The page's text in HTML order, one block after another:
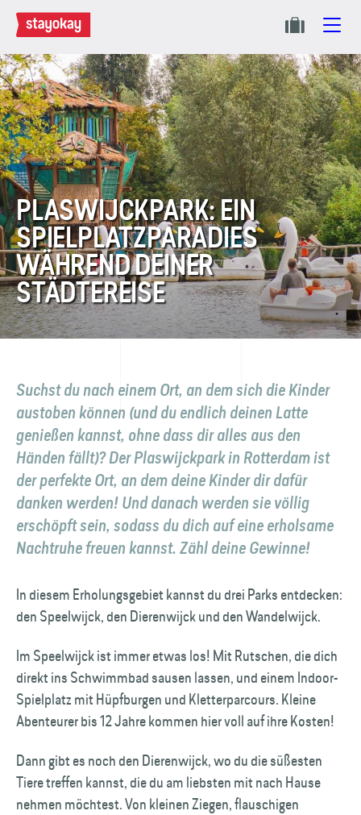
PLASWIJCKPARK: EIN
SPIELPLATZPARADIES
WÄHREND DEINER
STÄDTEREISE
Suchst du nach einem Ort, an dem sich die Kinder
austoben können (und du endlich deinen Latte
genießen kannst, ohne dass dir alles aus den
Händen fällt)? Der Plaswijckpark in Rotterdam ist
der perfekte Ort, an dem deine Kinder dir dafür
danken werden! Und danach werden sie völlig
erschöpft sein, sodass du dich auf eine erholsame
Nachtruhe freuen kannst. Zähl deine Gewinne!
In diesem Erholungsgebiet kannst du drei Parks entdecken:
den Speelwijck, den Dierenwijck und den Wandelwijck.
Im Speelwijck ist immer etwas los! Mit Rutschen, die dich
direkt ins Schwimmbad sausen lassen, und einem Indoor-
Spielplatz mit Hüpfburgen und Kletterparcours. Kleine
Abenteurer bis 12 Jahre kommen hier voll auf ihre Kosten!
Dann gibt es noch den Dierenwijck, wo du die süßesten
Tiere treffen kannst, die du am liebsten mit nach Hause
nehmen möchtest. Von kleinen Ziegen, flauschigen